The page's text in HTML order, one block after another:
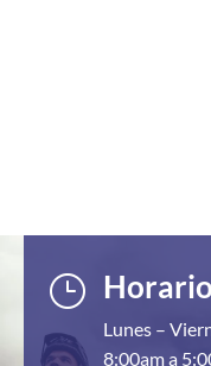
}
Lunes –
8:00am a